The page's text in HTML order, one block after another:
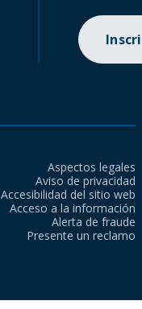
Aspectos legales
Aviso de privacidad
Accesibilidad del sitio web
Acceso a la información
Alerta de fraude
Presente un reclamo